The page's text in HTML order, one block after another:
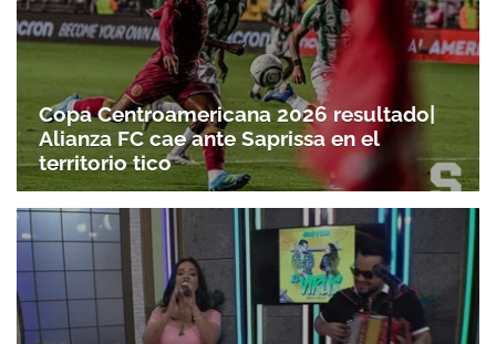
Copa Centroamericana 2026 resultado|
Alianza FC cae ante Saprissa en el
territorio tico